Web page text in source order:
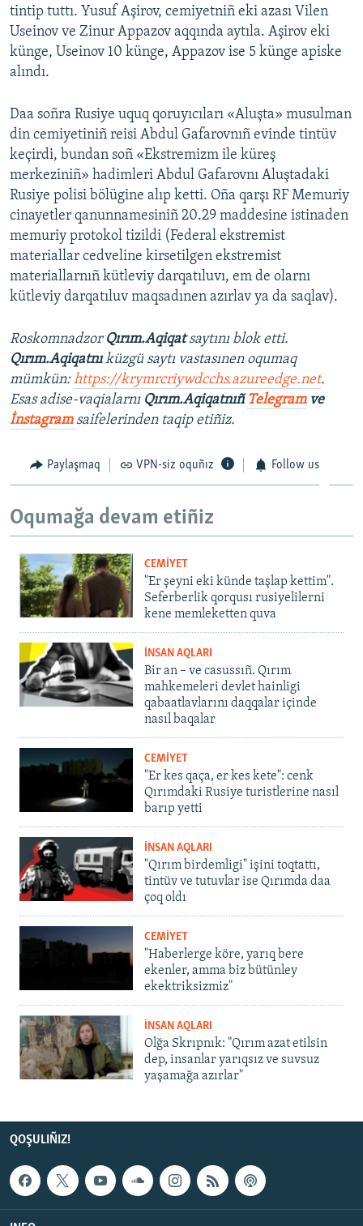
tintip tuttı. Yusuf Aşirov, cemiyetniñ eki azası Vilen
Useinov ve Zinur Appazov aqqında aytıla. Aşirov eki
künge, Useinov 10 künge, Appazov ise 5 künge apiske
alındı.
Daa soñra Rusiye uquq qoruyıcıları «Aluşta» musulman
din cemiyetiniñ reisi Abdul Gafarovnıñ evinde tintüv
keçirdi, bundan soñ «Ekstremizm ile küreş
merkeziniñ» hadimleri Abdul Gafarovnı Aluştadaki
Rusiye polisi bölügine alıp ketti. Oña qarşı RF Memuriy
cinayetler qanunnamesiniñ 20.29 maddesine istinaden
memuriy protokol tizildi (Federal ekstremist
materiallar cedveline kirsetilgen ekstremist
materiallarnıñ kütleviy darqatıluvı, em de olarnı
kütleviy darqatıluv maqsadınen azırlav ya da saqlav).
Roskomnadzor Qırım.Aqiqatsaytını blok etti.
Qırım.Aqiqatnıküzgü saytı vastasınen oqumaq
mümkün:https://krymrcriywdcchs.azureedge.net.
Esas adise-vaqialarnı Qırım.AqiqatnıñTelegramve
İnstagram saifelerinden taqip etiñiz.
Paylaşmaq VPN-siz oquñız Follow us
Oqumağa devam etiñiz
CEMİYET
"Er şeyni eki künde taşlap kettim".
Seferberlik qorqusı rusiyelilerni
kene memleketten quva
İNSAN AQLARI
Bir an – ve casussıñ. Qırım
mahkemeleri devlet hainligi
qabaatlavlarını daqqalar içinde
nasıl baqalar
CEMİYET
"Er kes qaça, er kes kete": cenk
Qırımdaki Rusiye turistlerine nasıl
barıp yetti
İNSAN AQLARI
"Qırım birdemligi" işini toqtattı,
tintüv ve tutuvlar ise Qırımda daa
çoq oldı
CEMİYET
"Haberlerge köre, yarıq bere
ekenler, amma biz bütünley
ekektriksizmiz"
İNSAN AQLARI
Olğa Skrıpnık: "Qırım azat etilsin
dep, insanlar yarıqsız ve suvsuz
yaşamağa azırlar"
QOŞULIÑIZ!